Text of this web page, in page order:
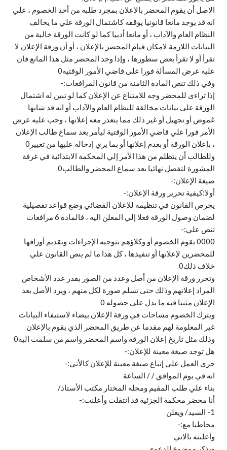
الاصل أن يقوم المحضر بالإعلان بمجرد طلبه من أحد الخصوم ، علي
انه قد يوجد مانعا قانونيا يوقفه كاشتمال الورقة علي ما يخالف
النظام العام والآداب ، أو مانعا أدبيا كما لو كانت الورقة خالية من
البيانات اللازمة لامكان قيام المحضر بالإعلان ، أو أن ورقة الإعلان لا
تقرأ أو لا تقرأ بعض سطورها ، وإذا وجد المحضر مثل هذا المانع فان
عليه عرض المسألة فورا على قاضي الأمور الوقتيه0
وفي ذلك تنص المادة الثامنة من قانون المرافعات:-
إذا تراءى للمحضر وجه للامتناع عن الإعلان كما لو تبين له اشتمال
الورقة علي بيانات مخالفة للنظام العام والآداب أو انه قد شابها
غموض أو تجهيل أو غير ذلك مما يتعذر معه إعلانها ، وجب عليه عرض
الأمر فورا علي قاضي الأمور الوقتية ليأمر بعد سماع طالب الإعلان
، بإعلان الورقة أو بعدم إعلانها أو بما يري إدخاله عليها من تغيير0
وللطالب أن يتظلم من هذا الأمر إلي المحكمة الابتدائية في غرفة
المشورة لتفصل نهائيا بعد سماع المحضر والطالب0
صيغة الإعلان:-
أولا:كيفية تحرير ورقة الإعلان:-
يحرص القانون في تنظيمه للإعلان القضائي وضع قواعد تفصيلية
لضمان وصول الورقة فعلا إلي المعلن اليه ، فالمادة 6 مرافعات
تنص علي:-
0000 يقوم الخصوم أو وكلاؤهم بتوجيه الإجراءات وتقديم أوراقها
للمحضرين لإعلانها أو تنفيذها ، كل هذا ما لم ينص القانون علي
خلاف ذلك0
وتحرر ورقة الإعلان من أصل وعدد من الصور بقدر عدد الأشخاص
المراد إعلانهم وذلك حتى تسلم صورة لكل منهم ، ويرد الأصل بعد
الإعلان مثبتا فيه ما يدل علي حصوله 0
ويترك الخصوم مساحات في ورقة الإعلان بيضاء لاستيفاء البيانات
غير المعلومة لهم مقدما عن طريق المحضر الذي يقوم بالإعلان
وذلك مثل تاريخ إعلان الورقة واسم المحضر واسم من سلمت اليه0
هل توجد صيغة معينة للإعلان:-
جري العمل علي إتباع صيغة معينة للإعلان كالأتي:-
انه في يوم الموافق / / الساعة
بناء علي طلب المقيم ومحله المختار مكتب الأستاذ/
أنا محضر محكمة الجزئية قد انتقلت وأعلنت:-
1- السيد/ ويعلن
مخاطبا مع:-
وأعلنته بالاتي